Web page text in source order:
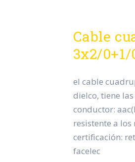
Cable
3x2/0+1/
el cable
dielco, tiene
conductor:
resistente a los
certificación:
facelec